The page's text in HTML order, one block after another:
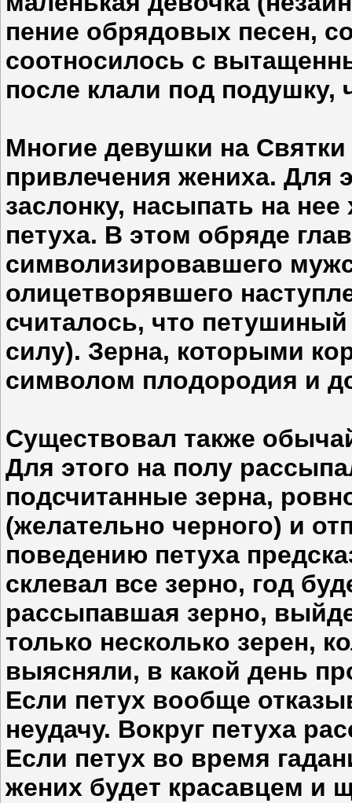
пение обрядовых песен,
соотносилось с
после клали под подушку,
Многие девушки на
привлечения жениха. Для
заслонку, насыпать на
петуха. В этом обряде
символизировавшего
олицетворявшего
считалось, что петушиный
силу). Зерна, которыми
символом плодородия и
Существовал также
Для этого на полу
подсчитанные зерна,
(желательно черного) и
поведению петуха
склевал все зерно, год
рассыпавшая зерно,
только несколько зерен,
выясняли, в какой день
Если петух вообще
неудачу. Вокруг петуха
Если петух во время
жених будет красавцем и